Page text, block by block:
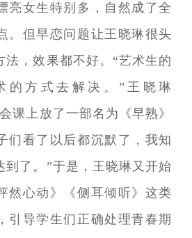
亮女生特别多，自然成了全
。但早恋问题让王晓琳很头
法，效果都不好。“艺术生的
的方式去解决。”王晓琳
课上放了一部名为《早熟》
们看了以后都沉默了，我知
到了。”于是，王晓琳又开始
然心动》《侧耳倾听》这类
引导学生们正确处理青春期